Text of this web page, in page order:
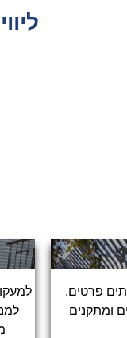
פרטים,
ומתקנים